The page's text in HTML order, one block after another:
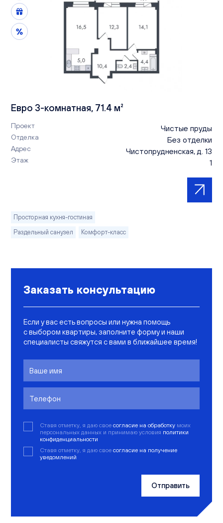
Евро 3-комнатная, 71.4 м²
Проект Чистые пруды
Отделка Без отделки
Адрес Чистопрудненская, д. 13
Этаж 1
Просторная кухня-гостиная
Раздельный санузел
Комфорт-класс
Заказать консультацию
Если у вас есть вопросы или нужна помощь
с выбором квартиры, заполните форму и наши
специалисты свяжутся с вами в ближайшее время!
Ставя отметку, я даю свое согласие на обработку моих
персональных данных и принимаю условия политики
конфиденциальности
Ставя отметку, я даю свое согласие на получение
уведомлений
Отправить